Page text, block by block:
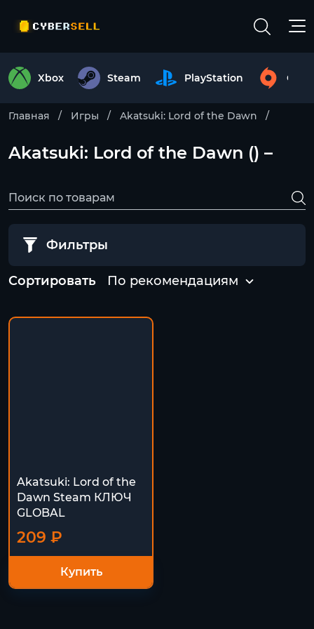
Xbox Steam PlayStation
Главная Игры Akatsuki: Lord of the Dawn
Akatsuki: Lord of the Dawn () –
Фильтры
Сортировать По рекомендациям
Akatsuki: Lord of the
Dawn Steam КЛЮЧ
GLOBAL
209 ₽
Купить